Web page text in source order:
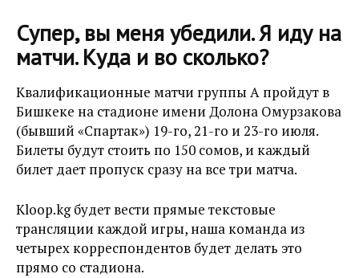
Супер, вы меня убедили. Я иду на
матчи. Куда и во сколько?
Квалификационные матчи группы А пройдут в
Бишкеке на стадионе имени Долона Омурзакова
(бывший «Спартак») 19-го, 21-го и 23-го июля.
Билеты будут стоить по 150 сомов, и каждый
билет дает пропуск сразу на все три матча.
Kloop.kg будет вести прямые текстовые
трансляции каждой игры, наша команда из
четырех корреспондентов будет делать это
прямо со стадиона.